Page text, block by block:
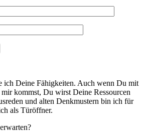
ich Deine Fähigkeiten. Auch wenn Du mit
kommst, Du wirst Deine Ressourcen
und alten Denkmustern bin ich für
als Türöffner.